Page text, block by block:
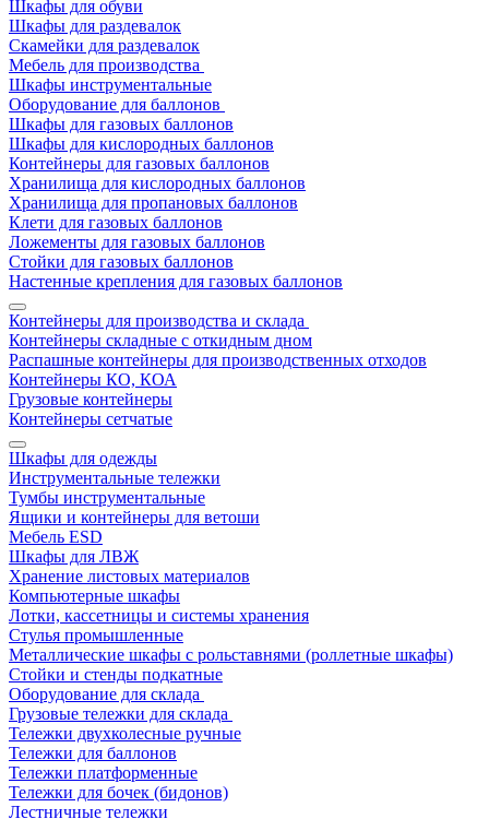
Шкафы для обуви
Шкафы для раздевалок
Скамейки для раздевалок
Мебель для производства
Шкафы инструментальные
Оборудование для баллонов
Шкафы для газовых баллонов
Шкафы для кислородных баллонов
Контейнеры для газовых баллонов
Хранилища для кислородных баллонов
Хранилища для пропановых баллонов
Клети для газовых баллонов
Ложементы для газовых баллонов
Стойки для газовых баллонов
Настенные крепления для газовых баллонов
Контейнеры для производства и склада
Контейнеры складные с откидным дном
Распашные контейнеры для производственных отходов
Контейнеры КО, КОА
Грузовые контейнеры
Контейнеры сетчатые
Шкафы для одежды
Инструментальные тележки
Тумбы инструментальные
Ящики и контейнеры для ветоши
Мебель ESD
Шкафы для ЛВЖ
Хранение листовых материалов
Компьютерные шкафы
Лотки, кассетницы и системы хранения
Стулья промышленные
Металлические шкафы с рольставнями (роллетные шкафы)
Стойки и стенды подкатные
Оборудование для склада
Грузовые тележки для склада
Тележки двухколесные ручные
Тележки для баллонов
Тележки платформенные
Тележки для бочек (бидонов)
Лестничные тележки